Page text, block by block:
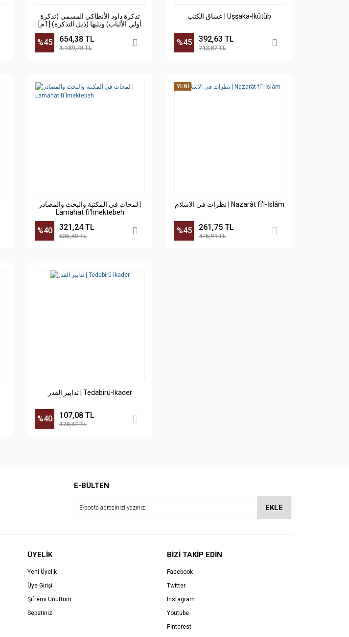
تذكرة داود الأنطاكي المسمى (تذكرة
أولي الألباب) ويليها (ذيل التذكرة) [1م]
%45 654,38 TL
1.189,78 TL
عشاق الكتب | Uşşaka-lkütüb
%45 392,63 TL
713,87 TL
لمحات في المكتبة والبحث والمصادر |
Lamahat fi'lmektebeh
%40 321,24 TL
535,40 TL
YENİ
نظرات في الاسلام | Nazarât fi'l-İslâm
%45 261,75 TL
475,91 TL
تدابير القدر | Tedabirü-lkader
%40 107,08 TL
178,47 TL
E-BÜLTEN
EKLE
ÜYELİK
Yeni Üyelik
Üye Girişi
Şifremi Unuttum
Sepetiniz
BİZİ TAKİP EDİN
Facebook
Twitter
Instagram
Youtube
Pinterest